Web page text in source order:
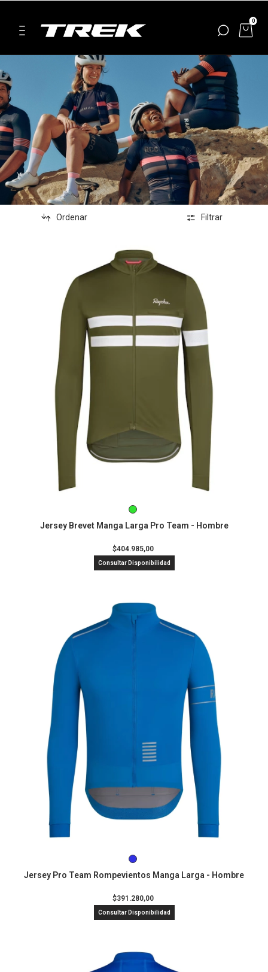
0
Ordenar Filtrar
Jersey Brevet Manga Larga Pro Team - Hombre
$404.985,00
Consultar Disponibilidad
Jersey Pro Team Rompevientos Manga Larga - Hombre
$391.280,00
Consultar Disponibilidad